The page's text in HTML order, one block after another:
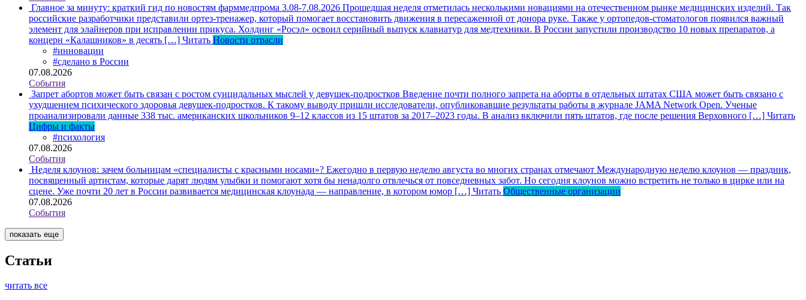
Главное за минуту: краткий гид по новостям фарммедпрома 3.08-7.08.2026 Прошедшая неделя отметилась несколькими новациями на отечественном рынке медицинских изделий. Так
российские разработчики представили ортез-тренажер, который помогает восстановить движения в пересаженной от донора руке. Также у ортопедов-стоматологов появился важный
элемент для элайнеров при исправлении прикуса. Холдинг «Росэл» освоил серийный выпуск клавиатур для медтехники. В России запустили производство 10 новых препаратов, а
концерн «Калашников» в десять […] Читать Новости отрасли
#инновации
#сделано в России
07.08.2026
События
Запрет абортов может быть связан с ростом суицидальных мыслей у девушек-подростков Введение почти полного запрета на аборты в отдельных штатах США может быть связано с
ухудшением психического здоровья девушек-подростков. К такому выводу пришли исследователи, опубликовавшие результаты работы в журнале JAMA Network Open. Ученые
проанализировали данные 338 тыс. американских школьников 9–12 классов из 15 штатов за 2017–2023 годы. В анализ включили пять штатов, где после решения Верховного […] Читать
Цифры и факты
#психология
07.08.2026
События
Неделя клоунов: зачем больницам «специалисты с красными носами»? Ежегодно в первую неделю августа во многих странах отмечают Международную неделю клоунов — праздник,
посвященный артистам, которые дарят людям улыбки и помогают хотя бы ненадолго отвлечься от повседневных забот. Но сегодня клоунов можно встретить не только в цирке или на
сцене. Уже почти 20 лет в России развивается медицинская клоунада — направление, в котором юмор […] Читать Общественные организации
07.08.2026
События
показать еще
Статьи
читать все